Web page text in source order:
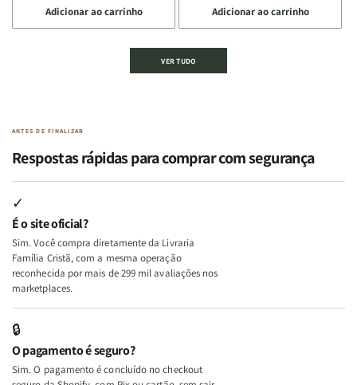
quantidade
de
|
Minhas
Lutas
e
Deus
+
A
Mulher
Lar
quantidade
de
Edificando
Eu,
Minhas
Lutas
+
A
Lar
Adicionar ao carrinho
quantidade
de
Kit
Mulher
Segundo
quantidade
de
Mulher
Segundo
Adicionar ao carrinho
VER TUDO
ANTES DE FINALIZAR
Respostas rápidas para comprar com segurança
✓
É o site oficial?
Sim. Você compra diretamente da Livraria
Família Cristã, com a mesma operação
reconhecida por mais de 299 mil avaliações nos
marketplaces.
🔒
O pagamento é seguro?
Sim. O pagamento é concluído no checkout